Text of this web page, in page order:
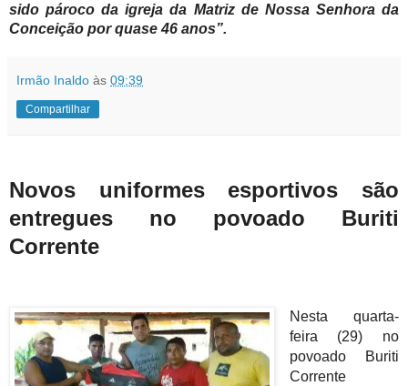
sidopároco da igreja da Matriz de Nossa Senhora da
Conceição por quase 46 anos”.
Irmão Inaldo às 09:39
Compartilhar
Novos uniformes esportivos são
entregues no povoado Buriti
Corrente
Nesta quarta-
feira (29) no
povoado Buriti
Corrente